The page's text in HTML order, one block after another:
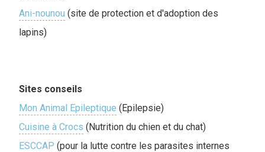
Ani-nounou (site de protection et d'adoption des
lapins)
Sites conseils
Mon Animal Epileptique (Epilepsie)
Cuisine à Crocs (Nutrition du chien et du chat)
ESCCAP (pour la lutte contre les parasites internes